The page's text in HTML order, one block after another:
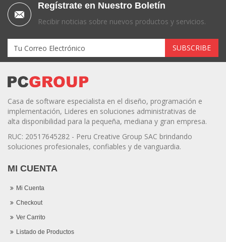
Regístrate en Nuestro Boletín
Recibir noticias sobre nuevos productos y servicios.
Casa de software especialista en el diseño, programación e
implementación, Lideres en soluciones administrativas de
alta disponibilidad para la pequeña, mediana y gran empresa.
RUC: 20517645282 - Peru Creative Group SAC brindando
soluciones profesionales, confiables y de vanguardia.
MI CUENTA
Mi Cuenta
Checkout
Ver Carrito
Listado de Productos